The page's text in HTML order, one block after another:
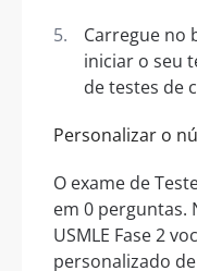
Carregue no
iniciar o seu
de testes de
Personalizar o
O exame de
em 0 perguntas.
USMLE Fase 2
personalizado